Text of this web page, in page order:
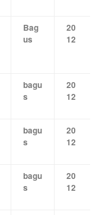
Bag
us
20
12
bagu
s
20
12
bagu
s
20
12
bagu
s
20
12